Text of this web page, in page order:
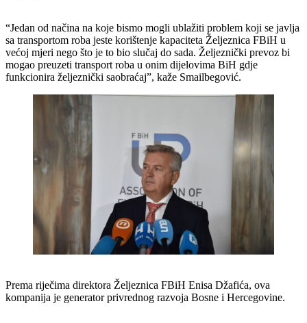
“Jedan od načina na koje bismo mogli ublažiti problem koji se javlja
sa transportom roba jeste korištenje kapaciteta Željeznica FBiH u
većoj mjeri nego što je to bio slučaj do sada. Željeznički prevoz bi
mogao preuzeti transport roba u onim dijelovima BiH gdje
funkcionira željeznički saobraćaj”, kaže Smailbegović.
Prema riječima direktora Željeznica FBiH Enisa Džafića, ova
kompanija je generator privrednog razvoja Bosne i Hercegovine.